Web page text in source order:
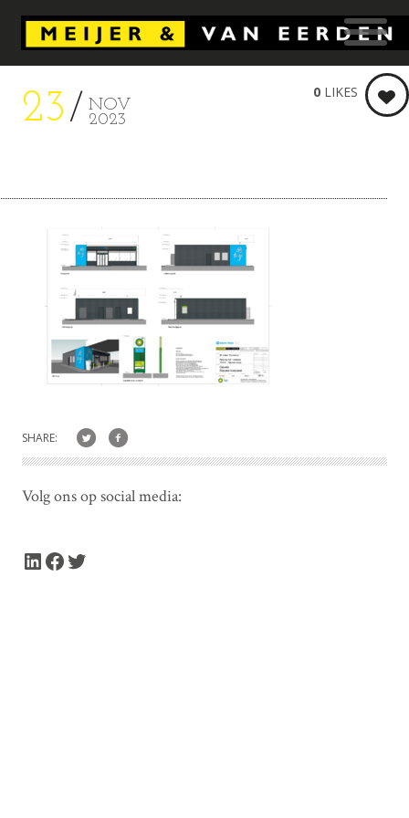
23
NOV
2023
0 LIKES
SHARE:
Volg ons op social media:
LinkedIn Facebook